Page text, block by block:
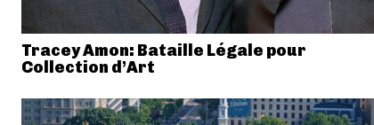
Tracey Amon: Bataille Légale pour
Collection d’Art